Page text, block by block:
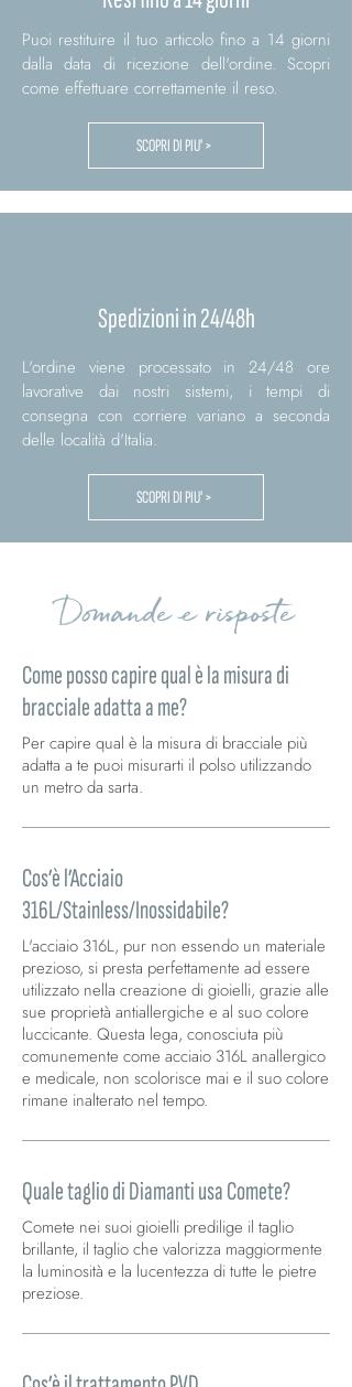
Puoi restituire il tuo articolo fino a 14 giorni
dalla data di ricezione dell'ordine. Scopri
come effettuare correttamente il reso.
SCOPRI DI PIU' >
Spedizioni in 24/48h
L'ordine viene processato in 24/48 ore
lavorative dai nostri sistemi, i tempi di
consegna con corriere variano a seconda
delle località d'Italia.
SCOPRI DI PIU' >
Domande e risposte
Come posso capire qual è la misura di
bracciale adatta a me?
Per capire qual è la misura di bracciale più
adatta a te puoi misurarti il polso utilizzando
un metro da sarta.
Cos’è l’Acciaio
316L/Stainless/Inossidabile?
L'acciaio 316L, pur non essendo un materiale
prezioso, si presta perfettamente ad essere
utilizzato nella creazione di gioielli, grazie alle
sue proprietà antiallergiche e al suo colore
luccicante. Questa lega, conosciuta più
comunemente come acciaio 316L anallergico
e medicale, non scolorisce mai e il suo colore
rimane inalterato nel tempo.
Quale taglio di Diamanti usa Comete?
Comete nei suoi gioielli predilige il taglio
brillante, il taglio che valorizza maggiormente
la luminosità e la lucentezza di tutte le pietre
preziose.